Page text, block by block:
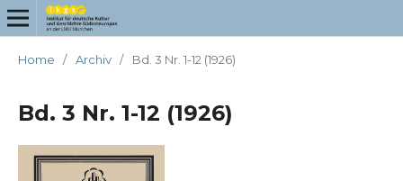
Home / Archiv / Bd. 3 Nr. 1-12 (1926)
Bd. 3 Nr. 1-12 (1926)